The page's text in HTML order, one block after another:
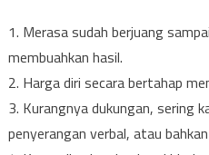
1. Merasa sudah berjuang
membuahkan hasil.
2. Harga diri secara bertahap
3. Kurangnya dukungan, sering
penyerangan verbal, atau